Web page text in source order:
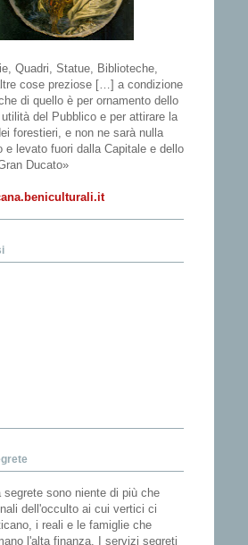
Quadri, Statue, Biblioteche,
cose preziose […] a condizione
di quello è per ornamento dello
del Pubblico e per attirare la
forestieri, e non ne sarà nulla
e levato fuori dalla Capitale e dello
Ducato»
segrete sono niente di più che
dell'occulto ai cui vertici ci
i reali e le famiglie che
l'alta finanza. I servizi segreti